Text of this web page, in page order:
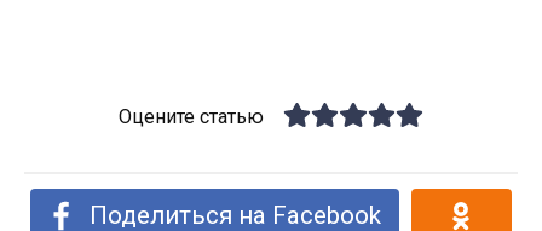
Оцените статью
Поделиться на Facebook